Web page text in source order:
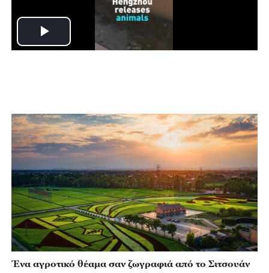
Play
Ένα αγροτικό θέαμα σαν ζωγραφιά από το Σιτσουάν